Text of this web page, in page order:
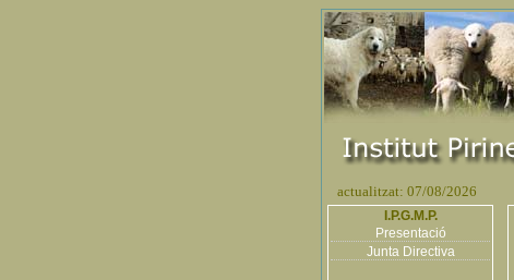
actualitzat: 07/08/2026
I.P.G.M.P.
Presentació
Junta Directiva